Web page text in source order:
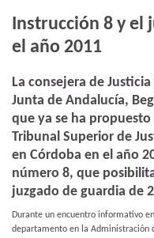
Instrucción 8 y el
el año 2011
La consejera de
Junta de Andalucía,
que ya se ha
Tribunal Superior de
en Córdoba en el año
número 8, que
juzgado de guardia de
Durante un encuentro informativo
departamento en la Administración